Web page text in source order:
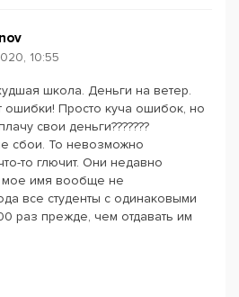
10:55
школа. Деньги на ветер.
ошибки! Просто куча ошибок, но
свои деньги???????
сбои. То невозможно
то глючит. Они недавно
мое имя вообще не
все студенты с одинаковыми
раз прежде, чем отдавать им